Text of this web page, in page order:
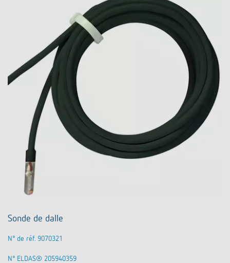
Sonde de dalle
N° de réf. 9070321
N° ELDAS® 205940359